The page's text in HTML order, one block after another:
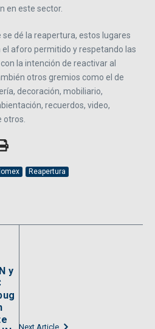
en este sector.
dé la reapertura, estos lugares
aforo permitido y respetando las
la intención de reactivar al
otros gremios como el de
decoración, mobiliario,
recuerdos, video,
Reapertura
y
Next Article